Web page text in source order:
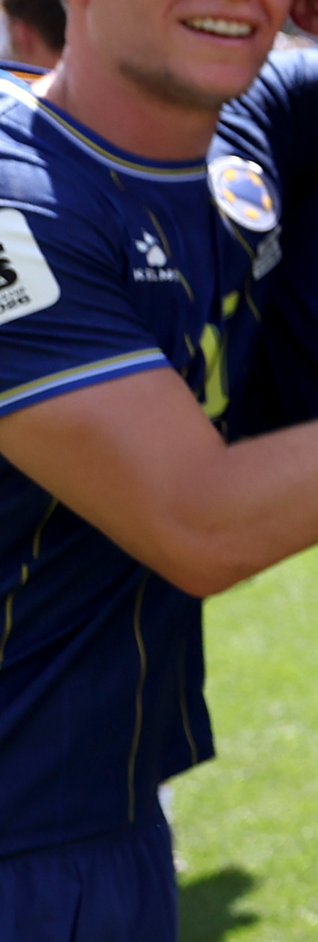
#Sudije#BiH #Sport #Fudbal
A Selekcija
Sve je gotovo: Edin Džeko donio
odluku, evo gdje nastavlja
Ovo niko nije očekivao: Nikola
Vasilj iznenadio izborom novog
kluba!
Jovo Lukić ima novi klub: Trener
Cluja praktično potvrdio veliki
Stigla potvrda od predsjednika
kluba: Jovo Lukić uskoro pravi
transfer!?